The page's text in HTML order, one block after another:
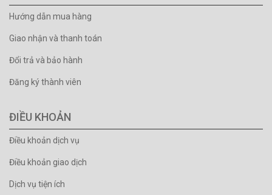
Hướng dẫn mua hàng
Giao nhận và thanh toán
Đổi trả và bảo hành
Đăng ký thành viên
ĐIỀU KHOẢN
Điều khoản dịch vụ
Điều khoản giao dịch
Dịch vụ tiện ích